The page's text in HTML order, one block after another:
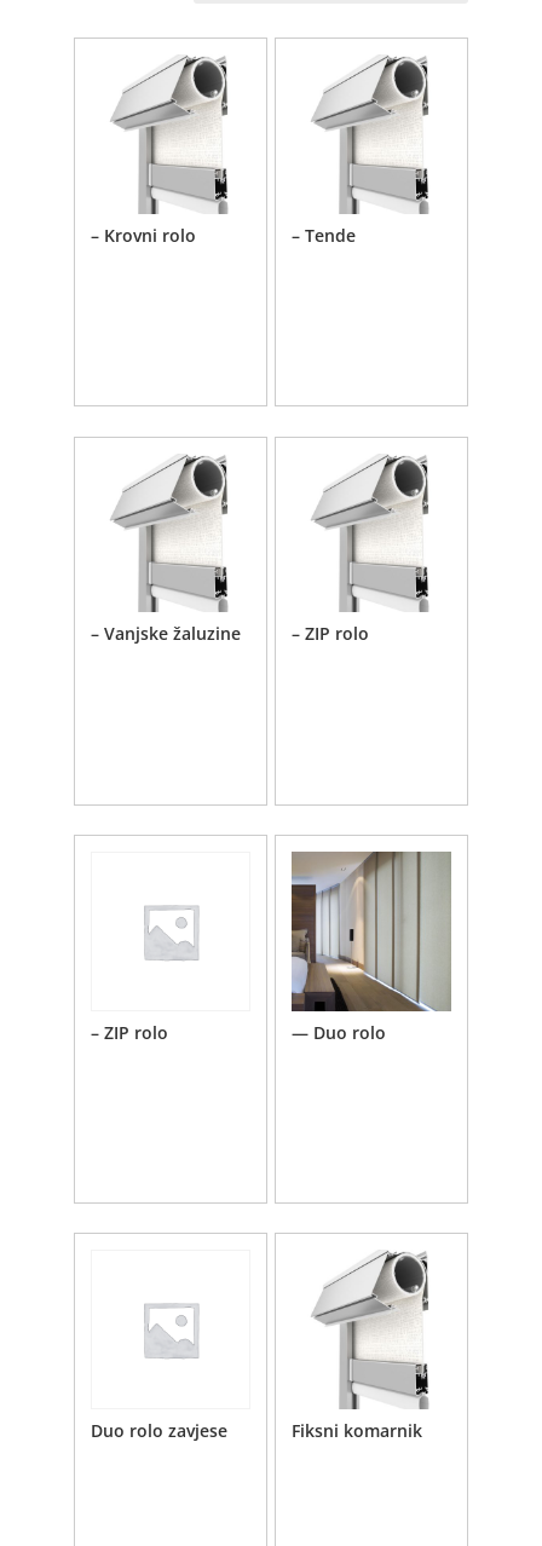
– Krovni rolo – Tende
– Vanjske žaluzine – ZIP rolo
– ZIP rolo — Duo rolo
Duo rolo zavjese Fiksni komarnik